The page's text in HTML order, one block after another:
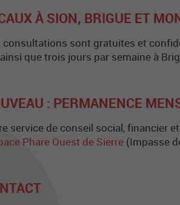
À SION, BRIGUE ET
consultations sont gratuites et
que trois jours par semaine à
: PERMANENCE
service de conseil social, financier
Phare Ouest de Sierre (Impasse